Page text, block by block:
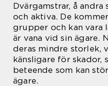
Dvärgamstrar, å andra
och aktiva. De
grupper och kan vara
är vana vid sin ägare.
deras mindre storlek,
känsligare för skador,
beteende som kan
ägare.